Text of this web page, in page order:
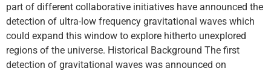
part of different collaborative initiatives have announced the
detection of ultra-low frequency gravitational waves which
could expand this window to explore hitherto unexplored
regions of the universe. Historical Background The first
detection of gravitational waves was announced on